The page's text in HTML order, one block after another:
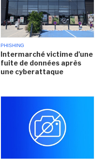
PHISHING
Intermarché victime d'une
fuite de données après
une cyberattaque